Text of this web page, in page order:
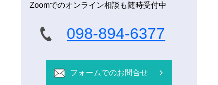
Zoomでのオンライン相談も随時受付中
098-894-6377
フォームでのお問合せ